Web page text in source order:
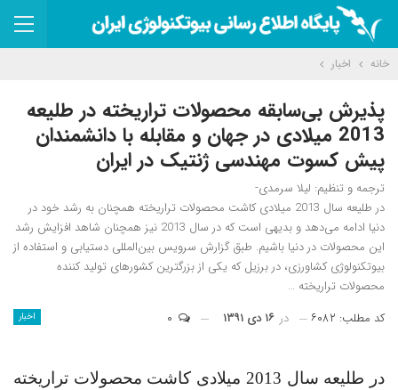
خانه اخبار
پذیرش بی‌سابقه محصولات تراریخته در طلیعه
2013 میلادی در جهان و مقابله با دانشمندان
پیش کسوت مهندسی ژنتیک در ایران
ترجمه و تنظیم: لیلا سرمدی-
در طلیعه سال 2013 میلادی کاشت محصولات تراریخته همچنان به رشد خود در
دنیا ادامه می‌دهد و بدیهی است که در سال 2013 نیز همچنان شاهد افزایش رشد
این محصولات در دنیا باشیم. طبق گزارش سرویس بین‌المللی دستیابی و استفاده از
بیوتکنولوژی کشاورزی، در برزیل که یکی از بزرگترین کشورهای تولید کننده
محصولات تراریخته …
اخبار کد مطلب: ۶۰۸۲ در ۱۶ دی ۱۳۹۱
در طلیعه سال 2013 میلادی کاشت محصولات تراریخته